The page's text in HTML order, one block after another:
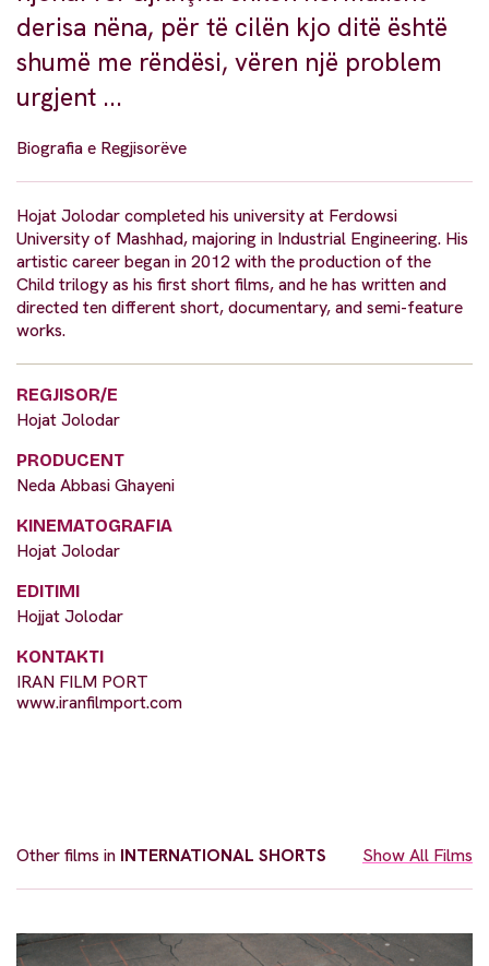
derisa nëna, për të cilën kjo ditë është
shumë me rëndësi, vëren një problem
urgjent ...
Biografia e Regjisorëve
Hojat Jolodar completed his university at Ferdowsi
University of Mashhad, majoring in Industrial Engineering. His
artistic career began in 2012 with the production of the
Child trilogy as his first short films, and he has written and
directed ten different short, documentary, and semi-feature
works.
REGJISOR/E
Hojat Jolodar
PRODUCENT
Neda Abbasi Ghayeni
KINEMATOGRAFIA
Hojat Jolodar
EDITIMI
Hojjat Jolodar
KONTAKTI
IRAN FILM PORT
www.iranfilmport.com
Other films in INTERNATIONAL SHORTS Show All Films